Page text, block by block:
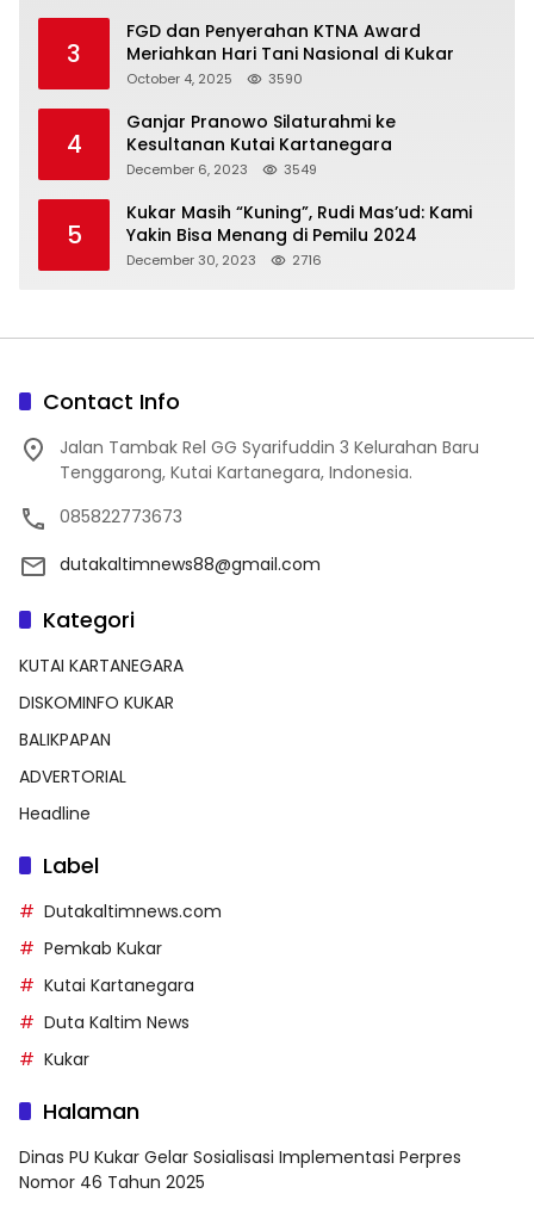
3
FGD dan Penyerahan KTNA Award
Meriahkan Hari Tani Nasional di Kukar
October 4, 2025 3590
4
Ganjar Pranowo Silaturahmi ke
Kesultanan Kutai Kartanegara
December 6, 2023 3549
5
Kukar Masih “Kuning”, Rudi Mas’ud: Kami
Yakin Bisa Menang di Pemilu 2024
December 30, 2023 2716
Contact Info
Jalan Tambak Rel GG Syarifuddin 3 Kelurahan Baru
Tenggarong, Kutai Kartanegara, Indonesia.
085822773673
dutakaltimnews88@gmail.com
Kategori
KUTAI KARTANEGARA
DISKOMINFO KUKAR
BALIKPAPAN
ADVERTORIAL
Headline
Label
Dutakaltimnews.com
Pemkab Kukar
Kutai Kartanegara
Duta Kaltim News
Kukar
Halaman
Dinas PU Kukar Gelar Sosialisasi Implementasi Perpres
Nomor 46 Tahun 2025